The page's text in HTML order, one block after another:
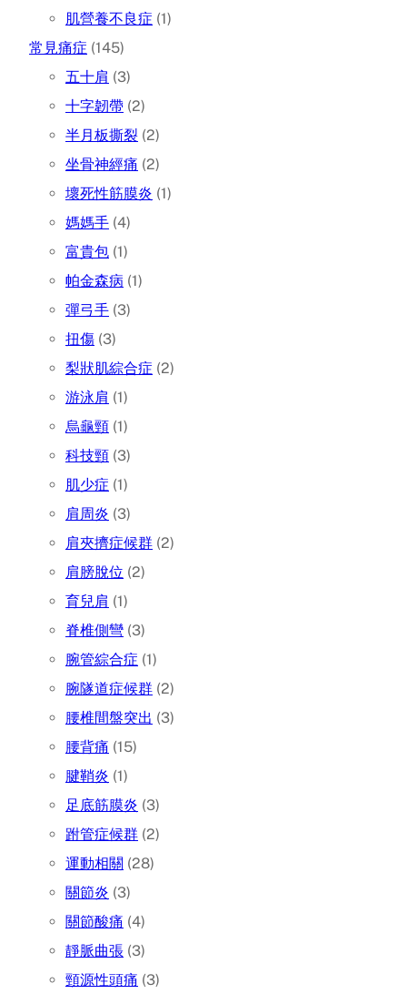
肌營養不良症 (1)
常見痛症 (145)
五十肩 (3)
十字韌帶 (2)
半月板撕裂 (2)
坐骨神經痛 (2)
壞死性筋膜炎 (1)
媽媽手 (4)
富貴包 (1)
帕金森病 (1)
彈弓手 (3)
扭傷 (3)
梨狀肌綜合症 (2)
游泳肩 (1)
烏龜頸 (1)
科技頸 (3)
肌少症 (1)
肩周炎 (3)
肩夾擠症候群 (2)
肩膀脫位 (2)
育兒肩 (1)
脊椎側彎 (3)
腕管綜合症 (1)
腕隧道症候群 (2)
腰椎間盤突出 (3)
腰背痛 (15)
腱鞘炎 (1)
足底筋膜炎 (3)
跗管症候群 (2)
運動相關 (28)
關節炎 (3)
關節酸痛 (4)
靜脈曲張 (3)
頸源性頭痛 (3)